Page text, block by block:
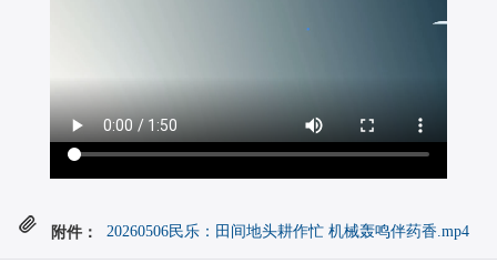
附件： 20260506民乐：田间地头耕作忙 机械轰鸣伴药香.mp4